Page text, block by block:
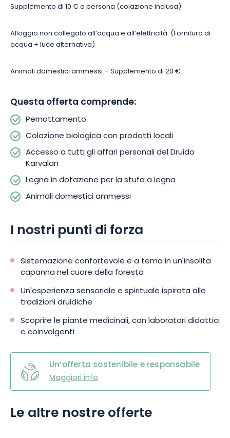
gli elementi.
Supplemento di 10 € a persona (colazione inclusa).
Alloggio non collegato all’acqua e all’elettricità. (Fornitura di
acqua + luce alternativa)
Animali domestici ammessi – Supplemento di 20 €
Questa offerta comprende:
Pernottamento
Colazione biologica con prodotti locali
Accesso a tutti gli affari personali del Druido
Karvalan
Legna in dotazione per la stufa a legna
Animali domestici ammessi
I nostri punti di forza
Sistemazione confortevole e a tema in un'insolita
capanna nel cuore della foresta
Un'esperienza sensoriale e spirituale ispirata alle
tradizioni druidiche
Scoprire le piante medicinali, con laboratori didattici
e coinvolgenti
Un’offerta sostenibile e responsabile
Maggiori info
Le altre nostre offerte